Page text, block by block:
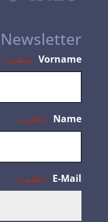
Newsletter
Vorname (مطلوب)
Name (مطلوب)
E-Mail (مطلوب)